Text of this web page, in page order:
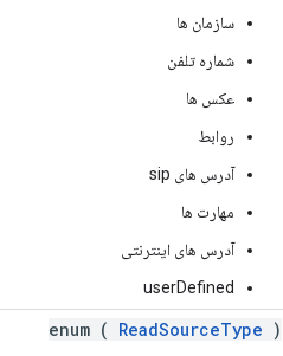
سازمان ها
شماره تلفن
عکس ها
روابط
آدرس های sip
مهارت ها
آدرس های اینترنتی
userDefined
enum ( ReadSourceType )